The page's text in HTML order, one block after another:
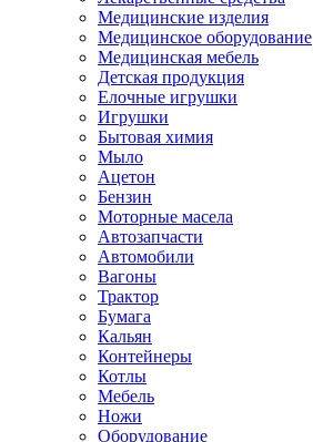
Медицинские изделия
Медицинское оборудование
Медицинская мебель
Детская продукция
Елочные игрушки
Игрушки
Бытовая химия
Мыло
Ацетон
Бензин
Моторные масела
Автозапчасти
Автомобили
Вагоны
Трактор
Бумага
Кальян
Контейнеры
Котлы
Мебель
Ножи
Оборудование